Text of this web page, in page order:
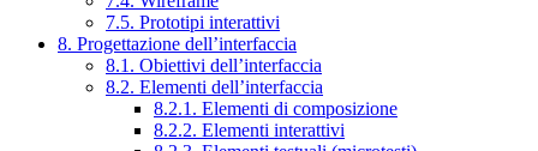
7.5. Prototipi interattivi
8. Progettazione dell’interfaccia
8.1. Obiettivi dell’interfaccia
8.2. Elementi dell’interfaccia
8.2.1. Elementi di composizione
8.2.2. Elementi interattivi